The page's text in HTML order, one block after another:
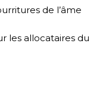
de l’âme
les allocataires du